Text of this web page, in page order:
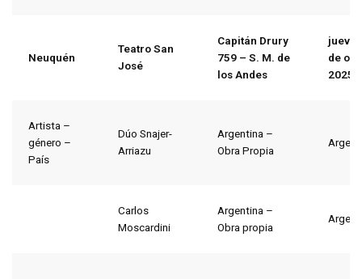
Neuquén
Teatro San
José
Capitán Drury
759 – S. M. de
los Andes
de
2025
Artista –
género –
País
Dúo Snajer-
Arriazu
Argentina –
Obra Propia
Carlos
Moscardini
Argentina –
Obra propia